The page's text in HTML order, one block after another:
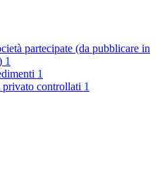
partecipate (da pubblicare in
1
1
controllati 1